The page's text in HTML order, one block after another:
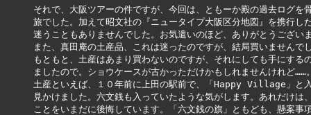
それで、大阪ツアーの件ですが、今回は、ともーか殿の過去ログを
旅でした。加えて昭文社の『ニュータイプ大阪区分地図』を携行し
迷うこともありませんでした。お気遣いのほど、ありがとうござい
また、真田庵の土産品、これは迷ったのですが、結局買いませんで
もともと、土産はあまり買わないのですが、それにしても手にする
ましたので。ショウケースが古かっただけかもしれませんけれど……
土産といえば、１０年前に上田の駅前で、「Happy Village」と
見かけました。六文銭も入っていたような気がします。あれだけは
ことをいまだに後悔しています。「六文銭の旗」ともども、懸案事